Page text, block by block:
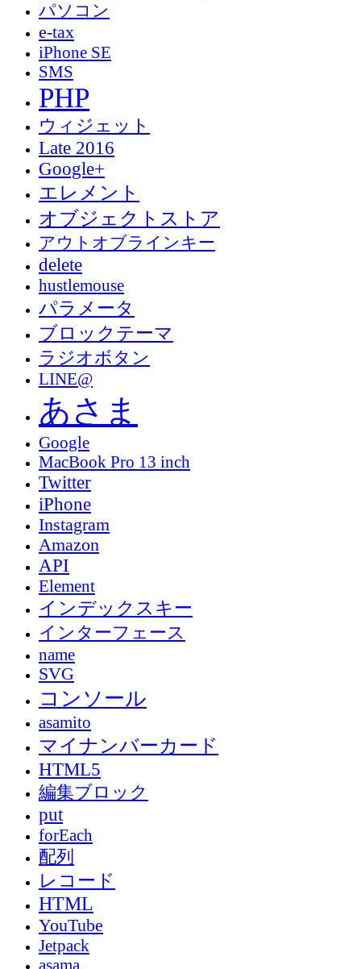
パソコン
e-tax
iPhone SE
SMS
PHP
ウィジェット
Late 2016
Google+
エレメント
オブジェクトストア
アウトオブラインキー
delete
hustlemouse
パラメータ
ブロックテーマ
ラジオボタン
LINE@
あさま
Google
MacBook Pro 13 inch
Twitter
iPhone
Instagram
Amazon
API
Element
インデックスキー
インターフェース
name
SVG
コンソール
asamito
マイナンバーカード
HTML5
編集ブロック
put
forEach
配列
レコード
HTML
YouTube
Jetpack
asama